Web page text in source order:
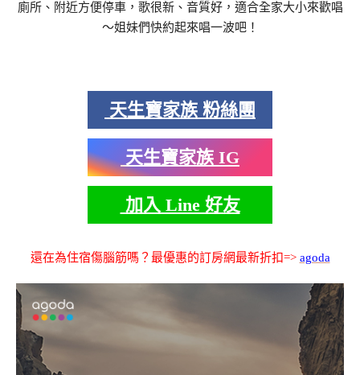
廁所、附近方便停車，歌很新、音質好，適合全家大小來歡唱
～姐妹們快約起來唱一波吧！
天生寶家族 粉絲團
天生寶家族 IG
加入 Line 好友
還在為住宿傷腦筋嗎？最優惠的訂房網最新折扣=> agoda